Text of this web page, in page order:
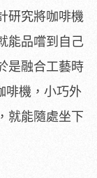
研究將咖啡機
能品嚐到自己
是融合工藝時
啡機，小巧外
就能隨處坐下